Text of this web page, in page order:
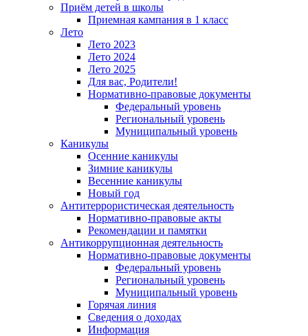
Приём детей в школы
Приемная кампания в 1 класс
Лето
Лето 2023
Лето 2024
Лето 2025
Для вас, Родители!
Нормативно-правовые документы
Федеральный уровень
Региональный уровень
Муниципальный уровень
Каникулы
Осенние каникулы
Зимние каникулы
Весенние каникулы
Новый год
Антитеррористическая деятельность
Нормативно-правовые акты
Рекомендации и памятки
Антикоррупционная деятельность
Нормативно-правовые документы
Федеральный уровень
Региональный уровень
Муниципальный уровень
Горячая линия
Сведения о доходах
Информация